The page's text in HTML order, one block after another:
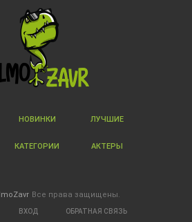
НОВИНКИ ЛУЧШИЕ
КАТЕГОРИИ АКТЕРЫ
Все права защищены.
ВХОД ОБРАТНАЯ СВЯЗЬ